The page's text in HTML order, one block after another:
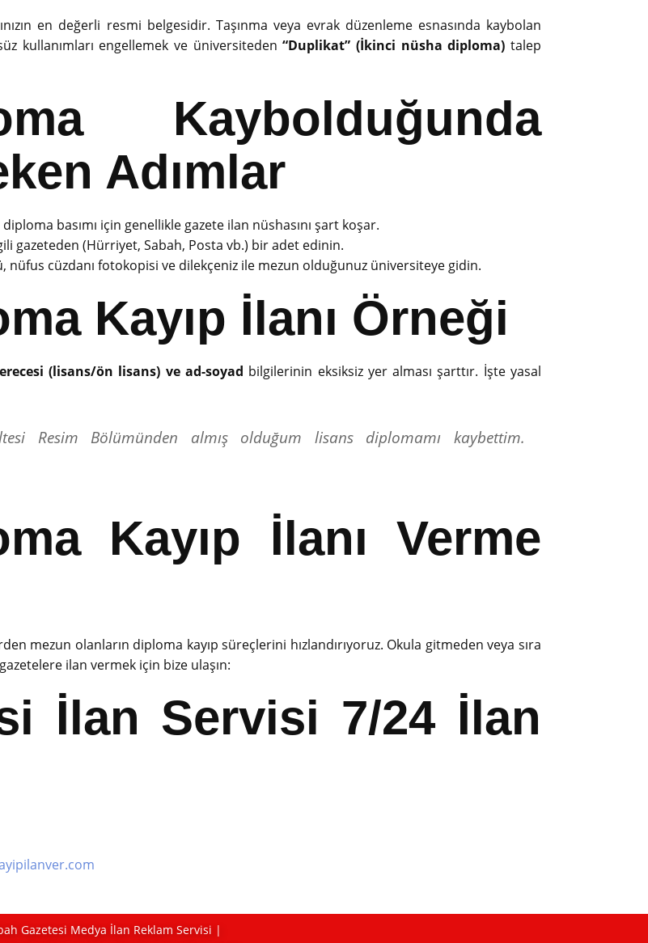
en değerli resmi belgesidir. Taşınma veya evrak düzenleme esnasında kaybolan
kullanımları engellemek ve üniversiteden“Duplikat” (İkinci nüsha diploma) talep
Kaybolduğunda
Adımlar
basımı için genellikle gazete ilan nüshasını şart koşar.
ilgili gazeteden (Hürriyet, Sabah, Posta vb.) bir adet edinin.
nüfus cüzdanı fotokopisi ve dilekçeniz ile mezun olduğunuz üniversiteye gidin.
Kayıp İlanı Örneği
(lisans/ön lisans) ve ad-soyad bilgilerinin eksiksiz yer alması şarttır. İşte yasal
Resim Bölümünden almış olduğum lisans diplomamı kaybettim.
Kayıp İlanı Verme
mezun olanların diploma kayıp süreçlerini hızlandırıyoruz. Okula gitmeden veya sıra
ilan vermek için bize ulaşın:
İlan Servisi 7/24 İlan
Gazetesi Medya​ İlan Reklam Servisi |